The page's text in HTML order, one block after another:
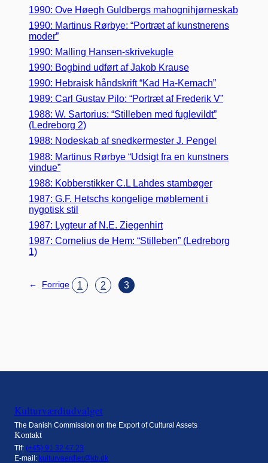
1990: Ove Høegh Guldbergs mahognihjørneskab
1990: Martinus Rørbye: “Portræt af kunstnerens
moder”
1990: Malling Hansen-skrivekugle
1990: Bogbind udført af Jakob Krause
1990: Hebraisk håndskrift “Kad Ha-Kemach”
1989: Carl Gustav Pilo: “Portræt af Frederik V”
1988: W. Sartorius: “Stilleben med fuglevildt”
(Ledreborg 2)
1988: Nodeskab af snedkermester J. Pengel
1988: Martinus Rørbye “Udsigt fra en kunstners
vindue”
1988: Kobberstikker C.L Lahdes stambøger
1987: G.F. Hetschs kongelige møblement i
nygotisk stil
1987: Lygteur af N.E. Ziegenhirt
1987: Cornelius de Hem: “Stilleben” (Ledreborg
1)
← Forrige 1 2 3
Kulturværdiudvalget
The Danish Commission on the Export of Cultural Assets
Kontakt
Tlf: (+45) 91 32 47 23
E-mail: kulturvaerdier@kb.dk